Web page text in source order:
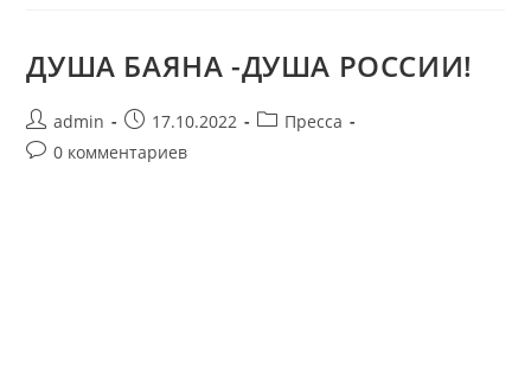
ДУША БАЯНА -ДУША РОССИИ!
admin 17.10.2022
Пресса
0 комментариев